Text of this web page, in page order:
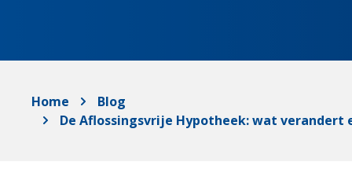
Home
Blog
De Aflossingsvrije Hypotheek: wat verandert